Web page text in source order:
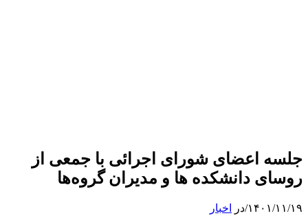
جلسه اعضای شورای اجرائی با جمعی از
روسای دانشکده ها و مدیران گروه‌ها
۱۴۰۱/۱۱/۱۹/در اخبار